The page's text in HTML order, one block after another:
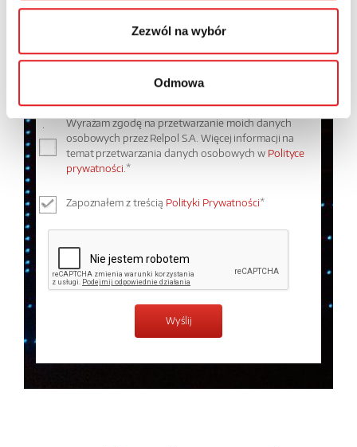
Zezwól na wybór
Odmowa
Treść: *
Wyrażam zgodę na przetwarzanie moich danych
osobowych przez Relpol S.A. Więcej informacji na
temat przetwarzania danych osobowych w Polityce
prywatności.*
Zapoznałem z treścią Polityki Prywatności*